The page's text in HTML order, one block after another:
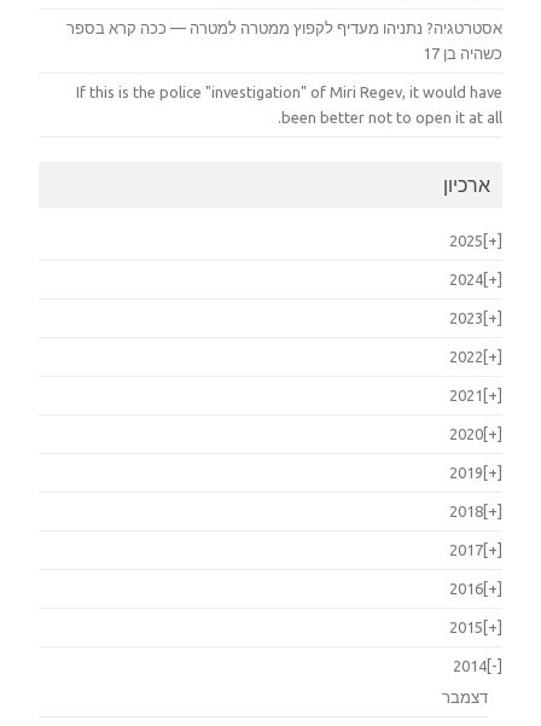
אסטרטגיה? נתניהו מעדיף לקפוץ ממטרה למטרה — ככה קרא בספר
כשהיה בן 17
If this is the police "investigation" of Miri Regev, it would have
been better not to open it at all.
ארכיון
[+]
2025
[+]
2024
[+]
2023
[+]
2022
[+]
2021
[+]
2020
[+]
2019
[+]
2018
[+]
2017
[+]
2016
[+]
2015
[-]
2014
דצמבר